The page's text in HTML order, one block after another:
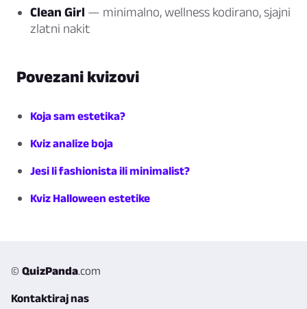
Clean Girl — minimalno, wellness kodirano, sjajni
zlatni nakit
Povezani kvizovi
Koja sam estetika?
Kviz analize boja
Jesi li fashionista ili minimalist?
Kviz Halloween estetike
© QuizPanda.com
Kontaktiraj nas